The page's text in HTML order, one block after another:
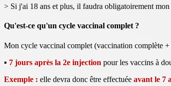
> Si j'ai 18 ans et plus, il faudra obligatoirement
Qu'est-ce qu'un cycle vaccinal complet ?
Mon cycle vaccinal complet (vaccination complète
▪ 7 jours après la 2e injection pour les vaccins à
Exemple : elle devra donc être effectuée avant le 7